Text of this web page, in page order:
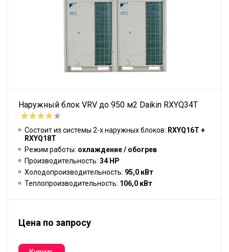
Наружный блок VRV до 950 м2 Daikin RXYQ34T
Состоит из системы 2-х наружных блоков: RXYQ16T +
RXYQ18T
Режим работы: охлаждение / обогрев
Производительность: 34 HP
Холодопроизводительность: 95,0 кВт
Теплопроизводительность: 106,0 кВт
Цена по запросу